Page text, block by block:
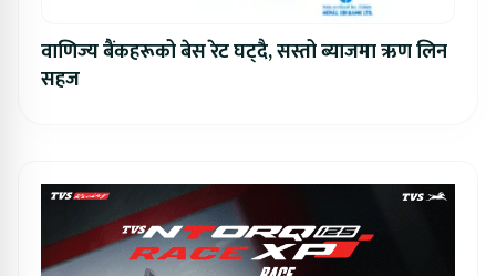
वाणिज्य बैंकहरूको बेस रेट घट्दै, सस्तो ब्याजमा ऋण लिन
सहज